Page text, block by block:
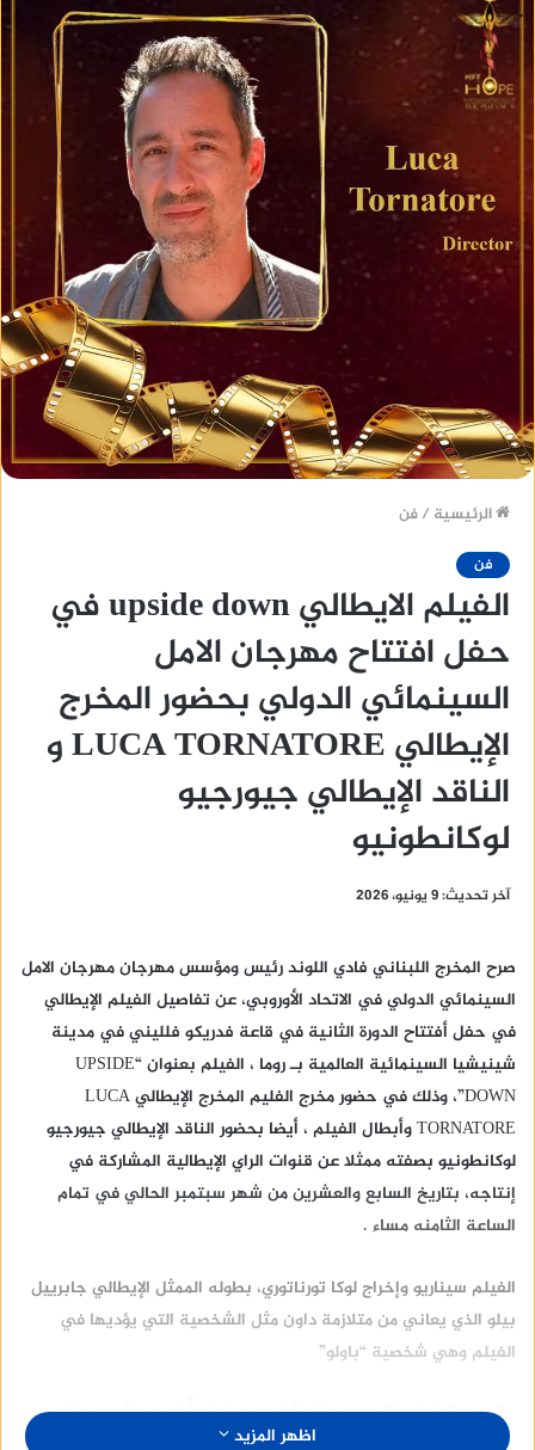
الرئيسية /فن
فن
الفيلم الايطالي upside down في
حفل افتتاح مهرجان الامل
السينمائي الدولي بحضور المخرج
الإيطالي LUCA TORNATORE و
الناقد الإيطالي جيورجيو
لوكانطونيو
آخر تحديث: 9 يونيو، 2026
صرح المخرج اللبناني فادي اللوند رئيس ومؤسس مهرجان مهرجان الامل
السينمائي الدولي في الاتحاد الأوروبي، عن تفاصيل الفيلم الإيطالي
في حفل أفتتاح الدورة الثانية في قاعة فدريكو فلليني في مدينة
شينيشيا السينمائية العالمية بـ روما ، الفيلم بعنوان “UPSIDE
DOWN”، وذلك في حضور مخرج الفليم المخرج الإيطالي LUCA
TORNATORE وأبطال الفيلم ، أيضا بحضور الناقد الإيطالي جيورجيو
لوكانطونيو بصفته ممثلا عن قنوات الراي الإيطالية المشاركة في
إنتاجه، بتاريخ السابع والعشرين من شهر سبتمبر الحالي في تمام
الساعة الثامنه مساء .
الفيلم سيناريو وإخراج لوكا تورناتوري، بطوله الممثل الإيطالي جابرييل
بيلو الذي يعاني من متلازمة داون مثل الشخصية التي يؤديها في
الفيلم وهي شخصية “باولو”
وقصه الفيلم تدور حول شاب يحاول أن يعيش حياة
اظهر المزيد